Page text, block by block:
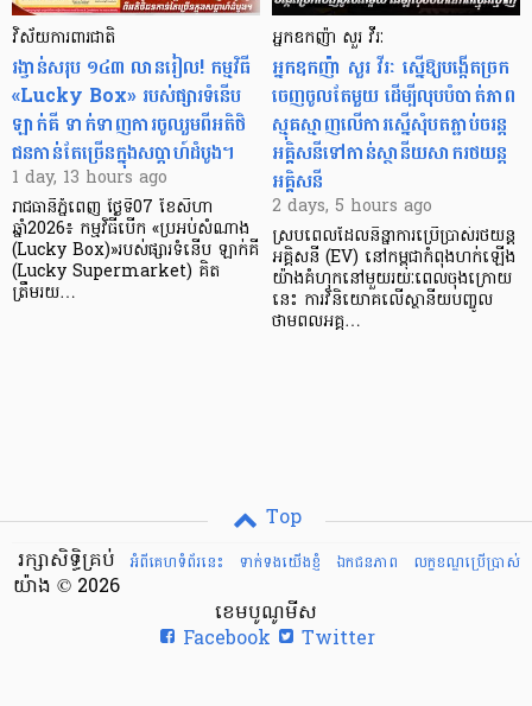
វិស័យការពារជាតិ
រង្វាន់សរុប ១៤៣ លានរៀល! កម្មវិធី
«Lucky Box» របស់ផ្សារទំនើប
ឡាក់គី ទាក់ទាញការចូលរួមពីអតិថិ
ជនកាន់តែច្រើនក្នុងសប្តាហ៍ដំបូង។
1 day, 13 hours ago
រាជធានីភ្នំពេញ ថ្ងៃទី07 ខែសីហា
ឆ្នាំ2026៖ កម្មវិធីបើក «ប្រអប់សំណាង
(Lucky Box)»របស់ផ្សារទំនើប ឡាក់គី
(Lucky Supermarket) គិត
ត្រឹមរយ…
អ្នកឧកញ៉ា សួរ វីរៈ
អ្នកឧកញ៉ា សួរ វីរៈ ស្នើឱ្យបង្កើតច្រក
ចេញចូលតែមួយ ដើម្បីលុបបំបាត់ភាព
ស្មុគស្មាញលើការស្នើសុំបតភ្ជាប់ចរន្ត
អគ្គិសនីទៅកាន់ស្ថានីយសាករថយន្ត
អគ្គិសនី
2 days, 5 hours ago
ស្របពេលដែលនិន្នាការប្រើប្រាស់រថយន្ត
អគ្គិសនី (EV) នៅកម្ពុជាកំពុងហក់ឡើង
យ៉ាងគំហុកនៅមួយរយៈពេលចុងក្រោយ
នេះ ការវិនិយោគលើស្ថានីយបញ្ចូល
ថាមពលអគ្គ…
Top
អំពីគេហទំព័រនេះ
ទាក់ទងយើងខ្ញំ ឯកជនភាព លក្ខខណ្ឌ​ប្រើ​ប្រាស់
រក្សាសិទ្ធិគ្រប់
យ៉ាង © 2026
ខេមបូណូមីស
Facebook
Twitter